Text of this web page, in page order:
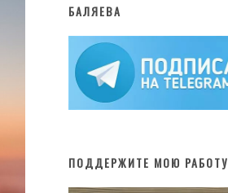
БАЛЯЕВА
ПОДДЕРЖИТЕ МОЮ РАБОТУ